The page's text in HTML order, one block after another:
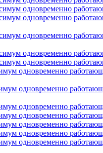
одновременно
одновременно
одновременно
одновременно
одновременно
одновременно
одновременно
одновременно
одновременно
одновременно
одновременно
одновременно